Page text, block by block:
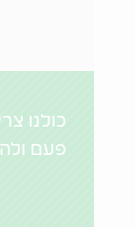
כולנו
פעם